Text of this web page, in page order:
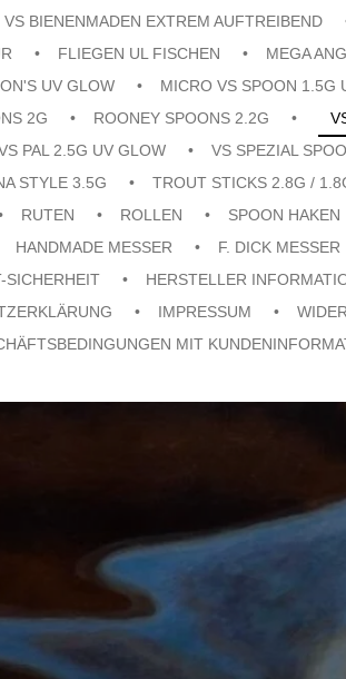
VS BIENENMADEN EXTREM AUFTREIBEND
FLIEGEN UL FISCHEN MEGA
UV GLOW
MICRO VS SPOON 1.5G
2G
ROONEY SPOONS 2.2G
PAL 2.5G UV GLOW VS SPEZIAL
STYLE 3.5G TROUT STICKS 2.8G /
RUTEN ROLLEN SPOON HAKEN
HANDMADE MESSER F. DICK MESSER
SICHERHEIT HERSTELLER
IMPRESSUM
MIT